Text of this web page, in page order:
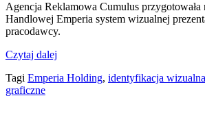
Agencja Reklamowa Cumulus przygotowała
Handlowej Emperia system wizualnej
pracodawcy.
Czytaj dalej
Tagi Emperia Holding, identyfikacja wizualna
graficzne